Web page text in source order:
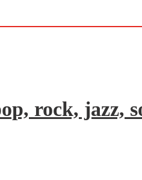
rock, jazz,